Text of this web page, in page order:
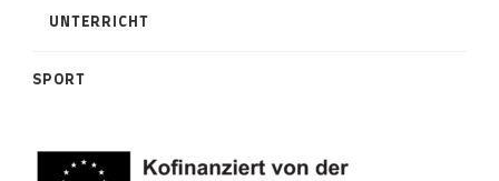
UNTERRICHT
SPORT